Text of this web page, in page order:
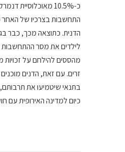
כ-10.5% מאוכלוסיית
התחשבות בצרכיו של
הדנית. כתוצאה מכך, כבר
לילדים את מסר
מהססים להילחם על זכויות
זרים. עם זאת, הדנים
בתנאי שיטמיעו את
כיום למדינה האירופית עם